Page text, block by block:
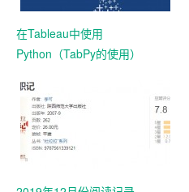
在Tableau中使用
Python（TabPy的使用）